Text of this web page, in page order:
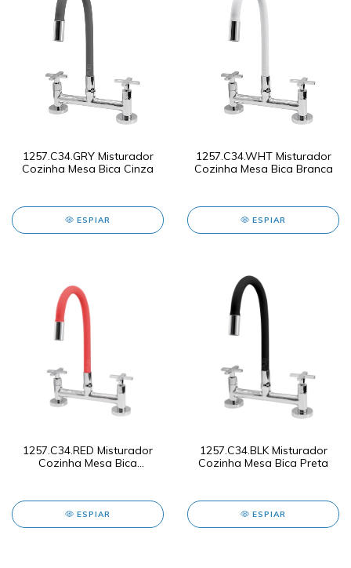
1257.C34.GRY Misturador
Cozinha Mesa Bica Cinza
ESPIAR
1257.C34.WHT Misturador
Cozinha Mesa Bica Branca
ESPIAR
1257.C34.RED Misturador
Cozinha Mesa Bica
ESPIAR
1257.C34.BLK Misturador
Cozinha Mesa Bica Preta
ESPIAR